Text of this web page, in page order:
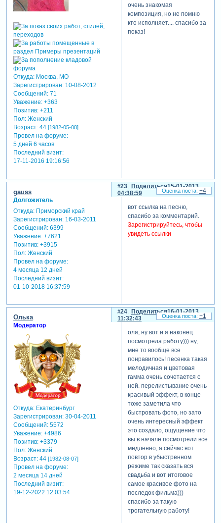
Откуда:Москва, МО
Зарегистрирован: 10-08-2012
Сообщений:71
Уважение: +363
Позитив: +211
Пол:Женский
Возраст:44 [1982-05-08]
Провел на форуме:
5 дней 6 часов
Последний визит:
17-11-2016 19:16:56
очень знакомая
композиция, но не помню
кто исполняет.... спасибо за
показ!
Поделиться
23
15-01-2013
04:38:59
gauss
Долгожитель
Откуда:Приморский край
Зарегистрирован: 16-03-2011
Сообщений:6399
Уважение: +7621
Позитив: +3915
Пол:Женский
Провел на форуме:
4 месяца 12 дней
Последний визит:
01-10-2018 16:37:59
вот ссылка на песню,
спасибо за комментарий.
Зарегистрируйтесь, чтобы
увидеть ссылки
+4
Поделиться
24
16-01-2013
11:32:43
Олька
Модератор
Откуда:Екатеринбург
Зарегистрирован: 30-04-2011
Сообщений:5572
Уважение: +4986
Позитив: +3379
Пол:Женский
Возраст:44 [1982-08-07]
Провел на форуме:
2 месяца 14 дней
Последний визит:
19-12-2022 12:03:54
оля, ну вот и я наконец
посмотрела работу))) ну,
мне то вообще все
понравилось! песенка такая
мелодичная и цветовая
гамма очень сочетается с
ней. перелистывание очень
красивый эффект, в конце
тоже заметила что
быстровать фото, но зато
очень интересный эффект
это создало, ощущение что
вы в начале посмотрели все
медленно, а сейчас вот
повтор в убыстренном
режиме так сказать вся
свадьба и вот итоговое
самое красивое фото на
последок фильма)))
спасибо за такую
трогательную работу!
+1